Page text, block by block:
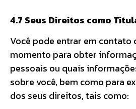
4.7 Seus Direitos como
Você pode entrar em contato
momento para obter
pessoais ou quais
sobre você, bem como para
dos seus direitos, tais como: